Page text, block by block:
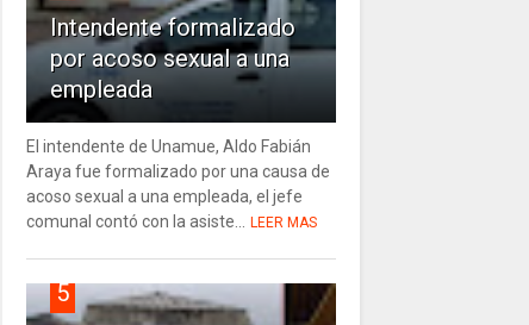
Intendente formalizado
por acoso sexual a una
empleada
El intendente de Unamue, Aldo Fabián
Araya fue formalizado por una causa de
acoso sexual a una empleada, el jefe
comunal contó con la asiste... LEER MAS
5